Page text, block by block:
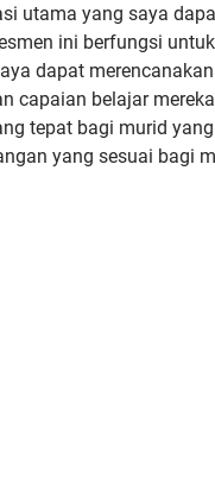
utama yang saya
ini berfungsi
dapat
capaian belajar
tepat bagi murid
yang sesuai bagi